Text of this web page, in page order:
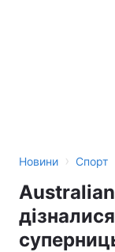
Новини › Спорт